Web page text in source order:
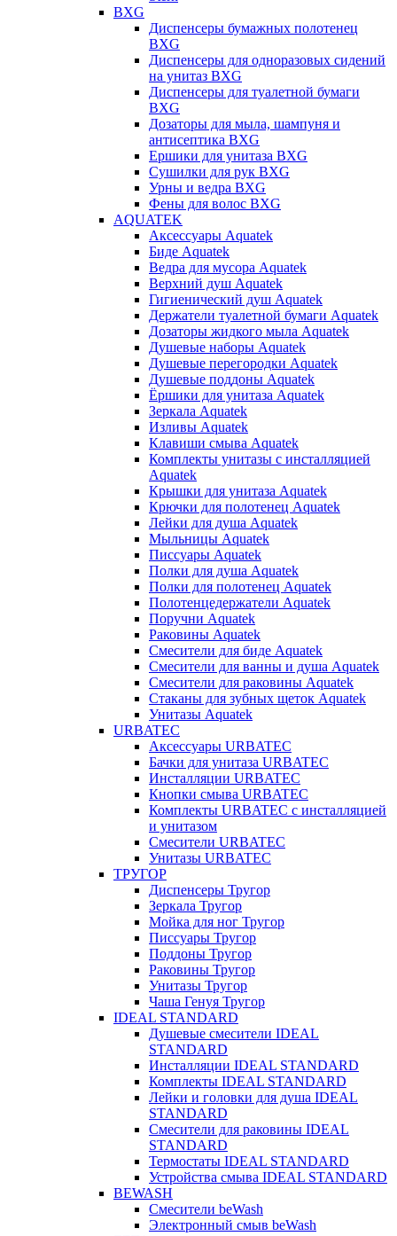
BXG
Диспенсеры бумажных полотенец
BXG
Диспенсеры для одноразовых сидений
на унитаз BXG
Диспенсеры для туалетной бумаги
BXG
Дозаторы для мыла, шампуня и
антисептика BXG
Ершики для унитаза BXG
Сушилки для рук BXG
Урны и ведра BXG
Фены для волос BXG
AQUATEK
Аксессуары Aquatek
Биде Aquatek
Ведра для мусора Aquatek
Верхний душ Aquatek
Гигиенический душ Aquatek
Держатели туалетной бумаги Aquatek
Дозаторы жидкого мыла Aquatek
Душевые наборы Aquatek
Душевые перегородки Aquatek
Душевые поддоны Aquatek
Ёршики для унитаза Aquatek
Зеркала Aquatek
Изливы Aquatek
Клавиши смыва Aquatek
Комплекты унитазы с инсталляцией
Aquatek
Крышки для унитаза Aquatek
Крючки для полотенец Aquatek
Лейки для душа Aquatek
Мыльницы Aquatek
Писсуары Aquatek
Полки для душа Aquatek
Полки для полотенец Aquatek
Полотенцедержатели Aquatek
Поручни Aquatek
Раковины Aquatek
Смесители для биде Aquatek
Смесители для ванны и душа Aquatek
Смесители для раковины Aquatek
Стаканы для зубных щеток Aquatek
Унитазы Aquatek
URBATEC
Аксессуары URBATEC
Бачки для унитаза URBATEC
Инсталляции URBATEC
Кнопки смыва URBATEC
Комплекты URBATEC с инсталляцией
и унитазом
Смесители URBATEC
Унитазы URBATEC
ТРУГОР
Диспенсеры Тругор
Зеркала Тругор
Мойка для ног Тругор
Писсуары Тругор
Поддоны Тругор
Раковины Тругор
Унитазы Тругор
Чаша Генуя Тругор
IDEAL STANDARD
Душевые смесители IDEAL
STANDARD
Инсталляции IDEAL STANDARD
Комплекты IDEAL STANDARD
Лейки и головки для душа IDEAL
STANDARD
Смесители для раковины IDEAL
STANDARD
Термостаты IDEAL STANDARD
Устройства смыва IDEAL STANDARD
BEWASH
Смесители beWash
Электронный смыв beWash